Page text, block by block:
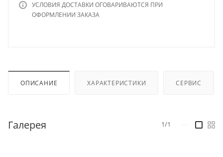
УСЛОВИЯ ДОСТАВКИ ОГОВАРИВАЮТСЯ ПРИ
ОФОРМЛЕНИИ ЗАКАЗА
ОПИСАНИЕ ХАРАКТЕРИСТИКИ СЕРВИС
Галерея 1/1